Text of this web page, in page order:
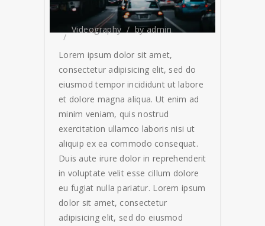
Videography by admin
Lorem ipsum dolor sit amet,
consectetur adipisicing elit, sed do
eiusmod tempor incididunt ut labore
et dolore magna aliqua. Ut enim ad
minim veniam, quis nostrud
exercitation ullamco laboris nisi ut
aliquip ex ea commodo consequat.
Duis aute irure dolor in reprehenderit
in voluptate velit esse cillum dolore
eu fugiat nulla pariatur. Lorem ipsum
dolor sit amet, consectetur
adipisicing elit, sed do eiusmod